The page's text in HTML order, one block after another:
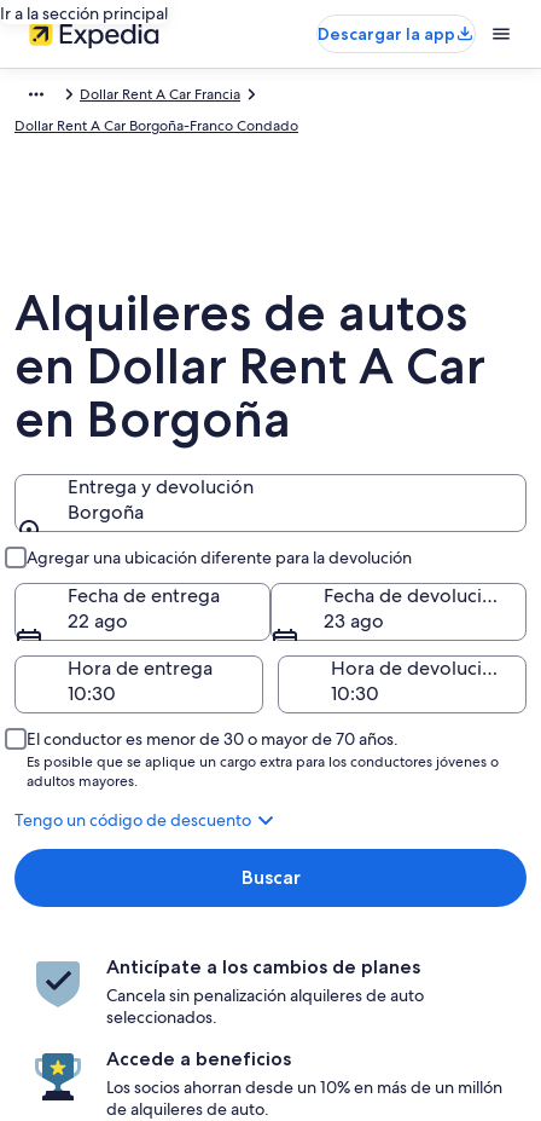
Ir a la sección principal
Descargar la app
Dollar Rent A Car Francia
Dollar Rent A Car Borgoña-Franco Condado
Alquileres de autos
en Dollar Rent A Car
en Borgoña
Entrega y devolución
Borgoña
Agregar una ubicación diferente para la devolución
Fecha de entrega
22 ago
Fecha de devolución
23 ago
Hora de entrega
Hora de devolución
El conductor es menor de 30 o mayor de 70 años.
Es posible que se aplique un cargo extra para los conductores jóvenes o
adultos mayores.
Tengo un código de descuento
Buscar
Anticípate a los cambios de planes
Cancela sin penalización alquileres de auto
seleccionados.
Accede a beneficios
Los socios ahorran desde un 10% en más de un millón
de alquileres de auto.